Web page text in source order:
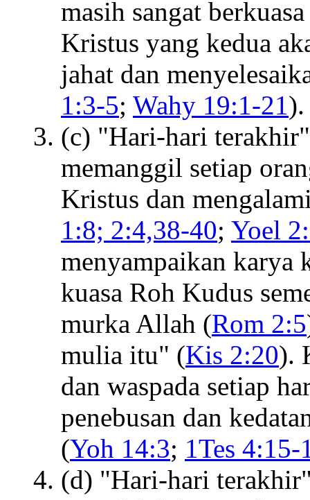
masih sangat
Kristus yang kedua
jahat dan
1:3-5; Wahy 19:1-21).
(c) "Hari-hari terakhir"
memanggil setiap
Kristus dan
1:8; 2:4,38-40; Yoel
menyampaikan karya
kuasa Roh Kudus
murka Allah (Rom 2:5
mulia itu" (Kis 2:20).
dan waspada setiap
penebusan dan
(Yoh 14:3; 1Tes 4:15-
(d) "Hari-hari